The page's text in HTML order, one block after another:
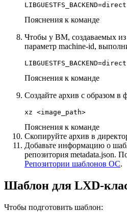
Пояснения к команде
Чтобы у ВМ, создаваемых
параметр machine-id,
Пояснения к команде
Создайте архив с образом в
xz <image_path>
Пояснения к команде
Скопируйте архив в
Добавьте информацию о
репозитория metadata.json.
Репозитории шаблонов ОС.
Шаблон для LXD-
Чтобы подготовить шаблон: